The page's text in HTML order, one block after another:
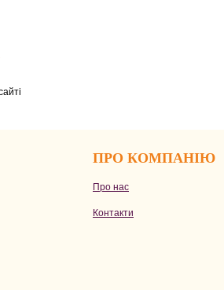
ПРО КОМПАНІЮ
Про нас
Контакти